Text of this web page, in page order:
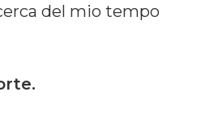
del mio tempo